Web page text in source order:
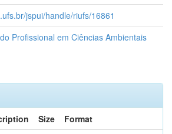
jspui/handle/riufs/16861
Profissional em Ciências Ambientais
Size
Format